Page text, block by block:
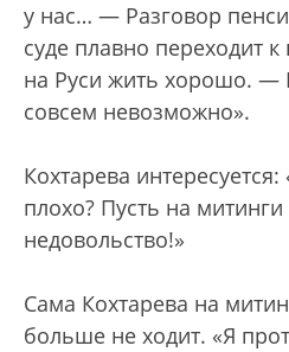
у нас… — Разговор
суде плавно переходит
на Руси жить хорошо. —
совсем невозможно».
Кохтарева
плохо? Пусть на
недовольство!»
Сама Кохтарева на
больше не ходит. «Я